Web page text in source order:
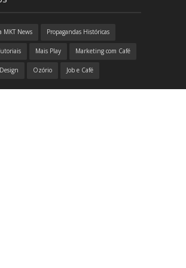
MKT News Propagandas Históricas
Mais Play Marketing com Café
Ozório Job e Café